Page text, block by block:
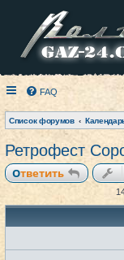
FAQ
Список форумов
Ретрофест
Ответить